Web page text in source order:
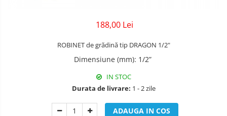
188,00 Lei
ROBINET de grădină tip DRAGON 1/2"
Dimensiune (mm): 1/2”
IN STOC
Durata de livrare: 1 - 2 zile
ADAUGA IN COS